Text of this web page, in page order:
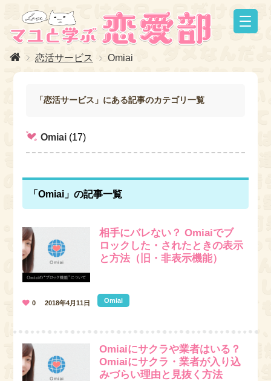
恋活サービス Omiai
「恋活サービス」にある記事のカテゴリ一覧
Omiai(17)
「Omiai」の記事一覧
相手にバレない？ Omiaiでブ
ロックした・されたときの表示
と方法（旧・非表示機能）
Omiai
0 2018年4月11日
Omiaiにサクラや業者はいる？
Omiaiにサクラ・業者が入り込
みづらい理由と見抜く方法